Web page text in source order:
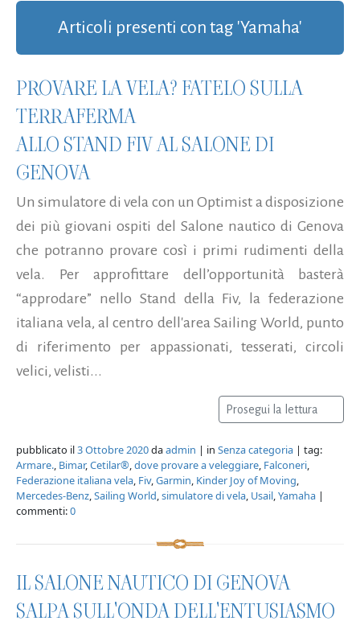
Articoli presenti con tag 'Yamaha'
PROVARE LA VELA? FATELO SULLA
TERRAFERMA
ALLO STAND FIV AL SALONE DI
GENOVA
Un simulatore di vela con un Optimist a disposizione
dei più giovani ospiti del Salone nautico di Genova
che potranno provare così i primi rudimenti della
vela. Per approfittare dell’opportunità basterà
“approdare” nello Stand della Fiv, la federazione
italiana vela, al centro dell'area Sailing World, punto
di riferimento per appassionati, tesserati, circoli
velici, velisti...
Prosegui la lettura
pubblicato il3 Ottobre 2020daadmin | in Senza categoria | tag:
Armare., Bimar,Cetilar®,dove provare a veleggiare, Falconeri,
Federazione italiana vela, Fiv,Garmin, Kinder Joy of Moving,
Mercedes-Benz,Sailing World,simulatore di vela, Usail,Yamaha |
commenti:0
IL SALONE NAUTICO DI GENOVA
SALPA SULL'ONDA DELL'ENTUSIASMO